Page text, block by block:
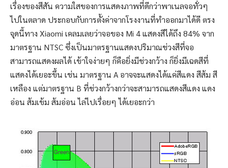
เรื่องของสีสัน ความใสของการแสดงภาพที่ดีกว่าพาเนลจอทั่วๆ
ไปในตลาด ประกอบกับการตั้งค่าจากโรงงานที่ทำออกมาได้ดี ตรง
จุดนี้ทาง Xiaomi เคลมเลยว่าจอของ Mi 4 แสดงสีได้ถึง 84% จาก
มาตรฐาน NTSC ซึ่งเป็นมาตรฐานแสดงปริมาณช่วงสีที่จอ
สามารถแสดงผลได้ เข้าใจง่ายๆ ก็คือยิ่งมีช่วงกว้าง ก็ยิ่งมีเฉดสีที่
แสดงได้เยอะขึ้น เช่น มาตรฐาน A อาจจะแสดงได้แค่สีแดง สีส้ม สี
เหลือง แต่มาตรฐาน B ที่ช่วงกว้างกว่าจะสามารถแสดงสีแดง แดง
อ่อน ส้มเข้ม ส้มอ่อน ไล่ไปเรื่อยๆ ได้เยอะกว่า